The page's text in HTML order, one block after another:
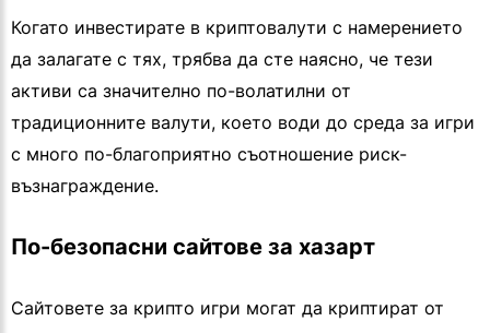
Когато инвестирате в криптовалути с намерението
да залагате с тях, трябва да сте наясно, че тези
активи са значително по-волатилни от
традиционните валути, което води до среда за игри
с много по-благоприятно съотношение риск-
възнаграждение.
По-безопасни сайтове за хазарт
Сайтовете за крипто игри могат да криптират от